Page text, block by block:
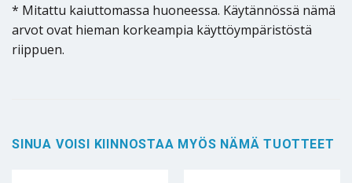
* Mitattu kaiuttomassa huoneessa. Käytännössä nämä
arvot ovat hieman korkeampia käyttöympäristöstä
riippuen.
SINUA VOISI KIINNOSTAA MYÖS NÄMÄ TUOTTEET